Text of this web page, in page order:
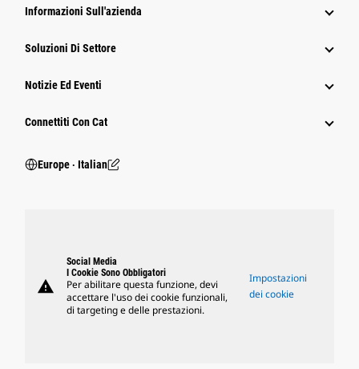
Informazioni Sull'azienda
Soluzioni Di Settore
Notizie Ed Eventi
Connettiti Con Cat
Europe ‧ Italian
warning
Social Media
I Cookie Sono Obbligatori
Per abilitare questa funzione, devi
accettare l'uso dei cookie funzionali,
di targeting e delle prestazioni.
Impostazioni
dei cookie